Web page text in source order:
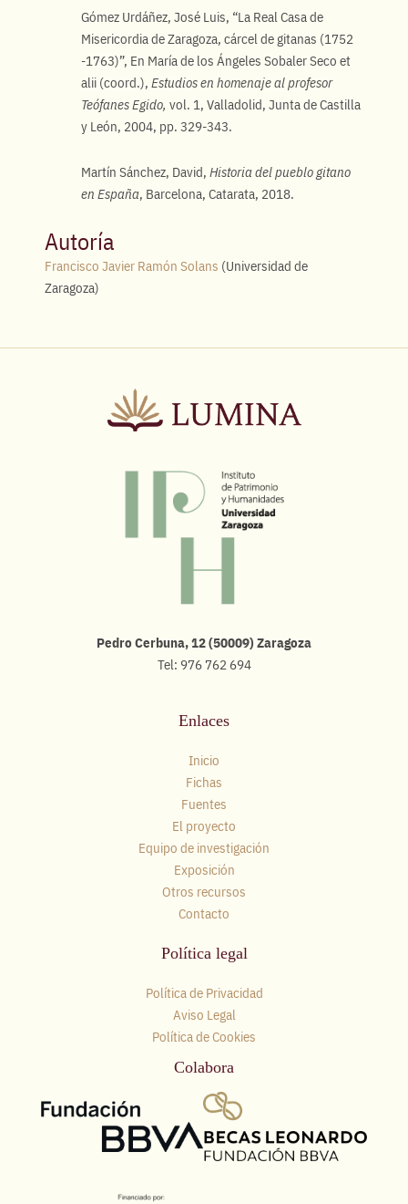
Gómez Urdáñez, José Luis, “La Real Casa de
Misericordia de Zaragoza, cárcel de gitanas (1752
-1763)”, En María de los Ángeles Sobaler Seco et
alii (coord.), Estudios en homenaje al profesor
Teófanes Egido, vol. 1, Valladolid, Junta de Castilla
y León, 2004, pp. 329-343.
Martín Sánchez, David, Historia del pueblo gitano
en España, Barcelona, Catarata, 2018.
Autoría
Francisco Javier Ramón Solans (Universidad de
Zaragoza)
Pedro Cerbuna, 12 (50009) Zaragoza
Tel: 976 762 694
Enlaces
Inicio
Fichas
Fuentes
El proyecto
Equipo de investigación
Exposición
Otros recursos
Contacto
Política legal
Política de Privacidad
Aviso Legal
Política de Cookies
Colabora